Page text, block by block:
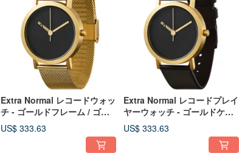
Extra Normal レコードウォッ
チ - ゴールドフレーム / ゴー
ルド針 / ゴールドミラネーゼ
ストラップ
US$ 333.63
Extra Normal レコードプレイ
ヤーウォッチ - ゴールドケー
ス/ゴールド針/ブラック本革カ
ーフレザーストラップ
US$ 333.63